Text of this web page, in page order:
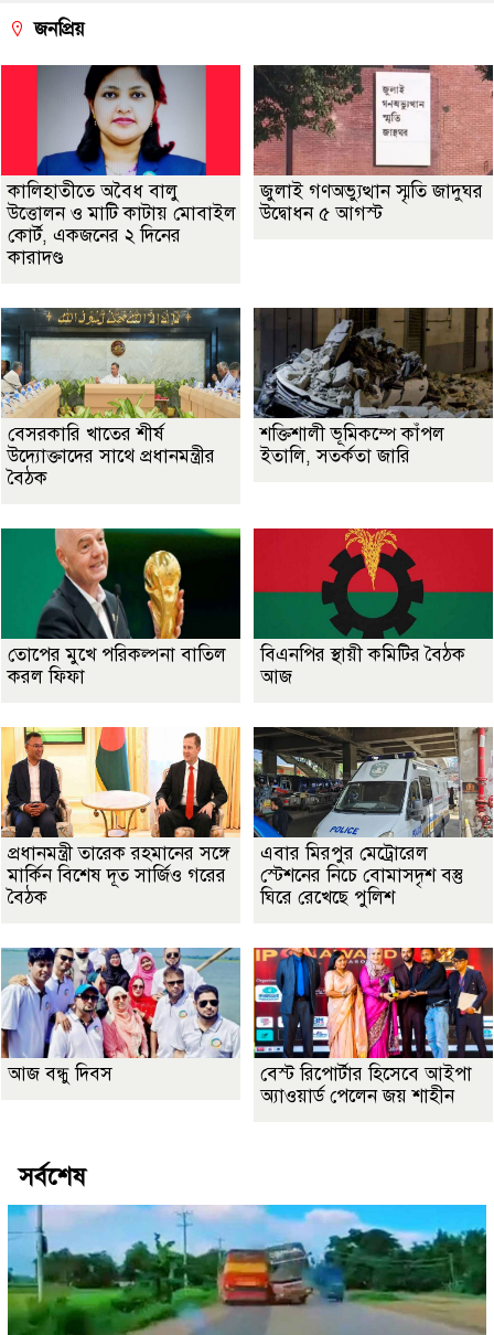
জনপ্রিয়
কালিহাতীতে অবৈধ বালু
উত্তোলন ও মাটি কাটায় মোবাইল
কোর্ট, একজনের ২ দিনের
কারাদণ্ড
জুলাই গণঅভ্যুত্থান স্মৃতি জাদুঘর
উদ্বোধন ৫ আগস্ট
বেসরকারি খাতের শীর্ষ
উদ্যোক্তাদের সাথে প্রধানমন্ত্রীর
বৈঠক
শক্তিশালী ভূমিকম্পে কাঁপল
ইতালি, সতর্কতা জারি
তোপের মুখে পরিকল্পনা বাতিল
করল ফিফা
বিএনপির স্থায়ী কমিটির বৈঠক
আজ
প্রধানমন্ত্রী তারেক রহমানের সঙ্গে
মার্কিন বিশেষ দূত সার্জিও গরের
বৈঠক
এবার মিরপুর মেট্রোরেল
স্টেশনের নিচে বোমাসদৃশ বস্তু
ঘিরে রেখেছে পুলিশ
আজ বন্ধু দিবস
বেস্ট রিপোর্টার হিসেবে আইপা
অ্যাওয়ার্ড পেলেন জয় শাহীন
সর্বশেষ